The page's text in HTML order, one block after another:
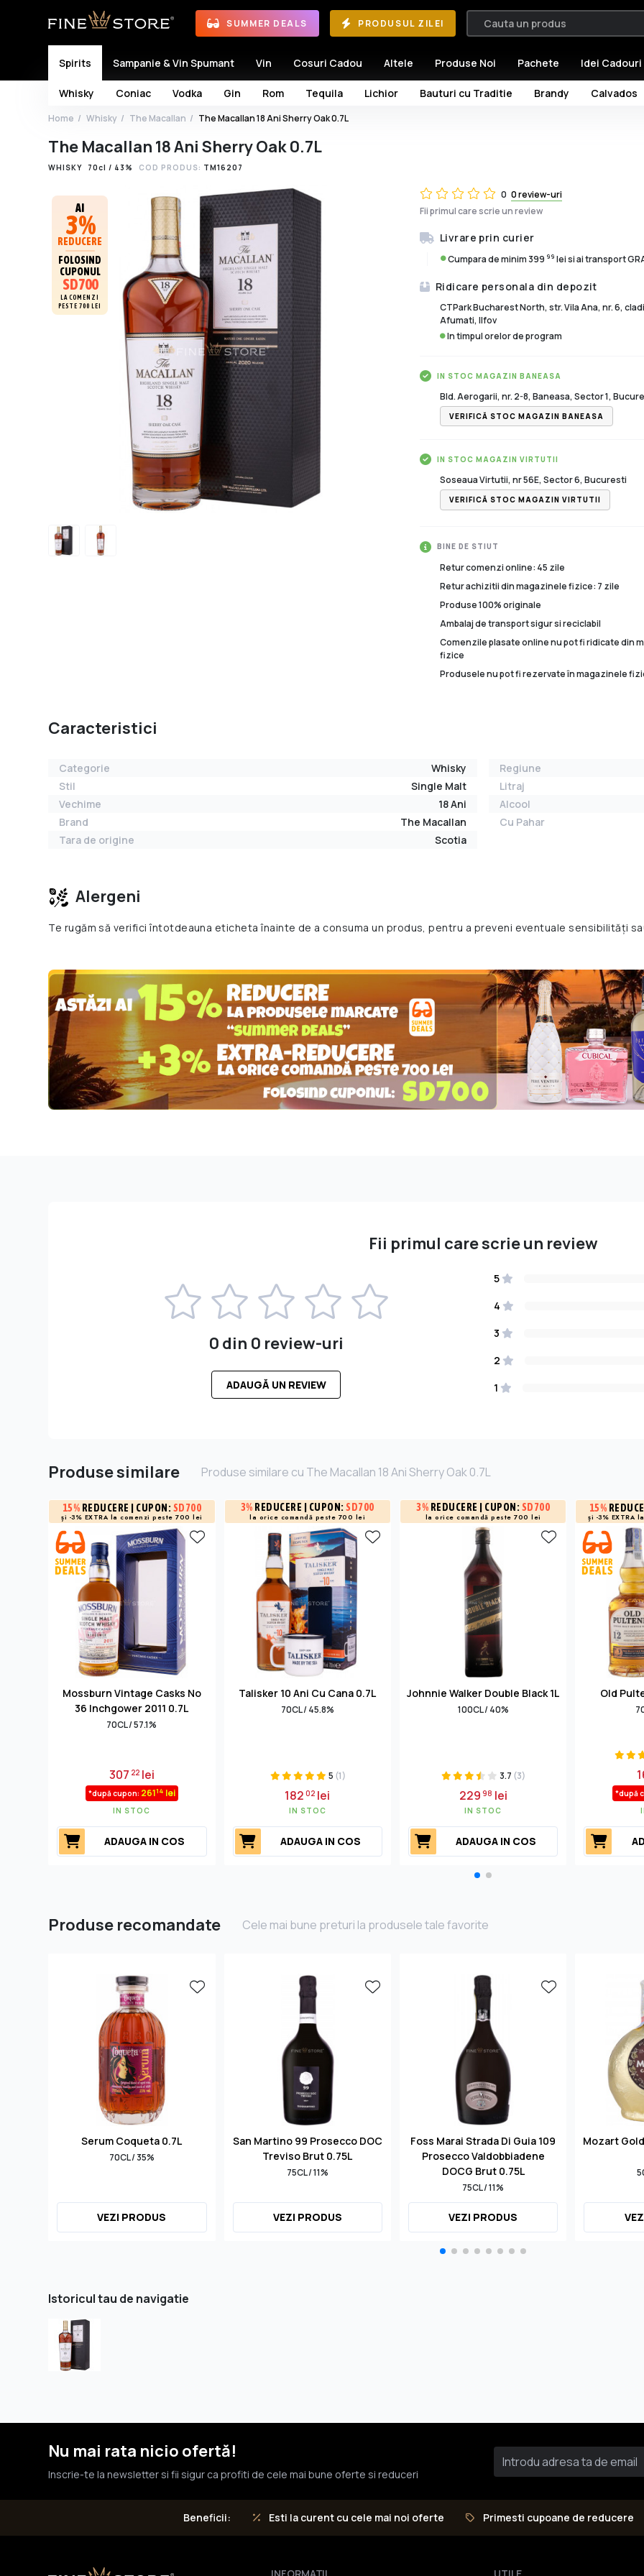
SUMMER DEALS PRODUSUL ZILEI
Spirits
Whisky Coniac Vodka Gin Rom Tequila Lichior Bauturi cu Traditie Brandy Calvados
Sampanie & Vin Spumant Vin Cosuri Cadou Altele Produse Noi Pachete Idei Cadouri
Home Whisky The Macallan The Macallan 18 Ani Sherry Oak 0.7L
The Macallan 18 Ani Sherry Oak 0.7L
WHISKY 70cl / 43% COD PRODUS: TM16207
AI
3%
REDUCERE
FOLOSIND
CUPONUL
SD700
LA COMENZI
PESTE 700 LEI
0 0 review-uri
Fii primul care scrie un review
Livrare prin curier
Cumpara de minim 399 99 lei si ai transport
Ridicare personala din depozit
CTPark Bucharest North, str. Vila Ana, nr. 6,
Afumati, Ilfov
In timpul orelor de program
IN STOC MAGAZIN BANEASA
Bld. Aerogarii, nr. 2-8, Baneasa, Sector 1,
VERIFICĂ STOC MAGAZIN BANEASA
IN STOC MAGAZIN VIRTUTII
Soseaua Virtutii, nr 56E, Sector 6, Bucuresti
VERIFICĂ STOC MAGAZIN VIRTUTII
BINE DE STIUT
Retur comenzi online: 45 zile
Retur achizitii din magazinele fizice: 7 zile
Produse 100% originale
Ambalaj de transport sigur si reciclabil
Comenzile plasate online nu pot fi ridicate din
fizice
Produsele nu pot fi rezervate în magazinele
Caracteristici
Categorie
Whisky
Stil
Single Malt
Vechime
18 Ani
Brand
The Macallan
Tara de origine
Scotia
Regiune
Litraj
Alcool
Cu Pahar
Alergeni
Te rugăm să verifici întotdeauna eticheta înainte de a consuma un produs, pentru a preveni eventuale sensibilități
Fii primul care scrie un review
0 din 0 review-uri
ADAUGĂ UN REVIEW
5
4
3
2
1
Produse similare Produse similare cu The Macallan 18 Ani Sherry Oak 0.7L
15% REDUCERE | CUPON: SD700
și -3% EXTRA la comenzi peste 700 lei
Mossburn Vintage Casks No
36 Inchgower 2011 0.7L
70CL / 57.1%
307 22lei
*după cupon: 26114 lei
IN STOC
ADAUGA IN COS
3% REDUCERE | CUPON:SD700
la orice comandă peste 700 lei
Talisker 10 Ani Cu Cana 0.7L
70CL / 45.8%
5 (1)
18202 lei
IN STOC
ADAUGA IN COS
3% REDUCERE | CUPON: SD700
la orice comandă peste 700 lei
Johnnie Walker Double Black 1L
100CL / 40%
3.7 (3)
22998 lei
IN STOC
ADAUGA IN COS
15%
și -3% EXTRA la
Old
*după
Produse recomandate Cele mai bune preturi la produsele tale favorite
Serum Coqueta 0.7L
70CL / 35%
VEZI PRODUS
San Martino 99 Prosecco DOC
Treviso Brut 0.75L
75CL / 11%
VEZI PRODUS
Foss Marai Strada Di Guia 109
Prosecco Valdobbiadene
DOCG Brut 0.75L
75CL / 11%
VEZI PRODUS
Mozart
Istoricul tau de navigatie
Nu mai rata nicio ofertă!
Inscrie-te la newsletter si fii sigur ca profiti de cele mai bune oferte si reduceri
Beneficii: Esti la curent cu cele mai noi oferte Primesti cupoane de reducere